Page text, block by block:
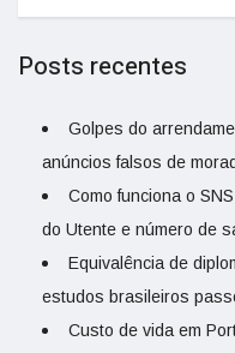
Posts recentes
Golpes do
anúncios falsos de
Como funciona o
do Utente e número de
Equivalência de
estudos brasileiros
Custo de vida em